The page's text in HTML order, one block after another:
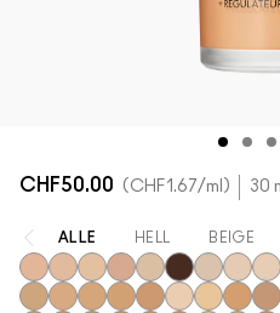
CHF50.00 CHF1.67/ml 30
ALLE HELL BEIGE
N11N18N10N12NC5NW63
NC10NW5